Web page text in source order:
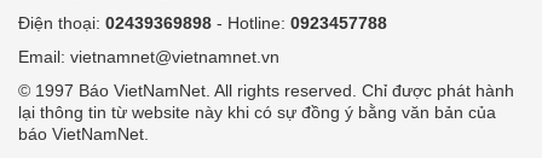
Điện thoại: 02439369898 - Hotline: 0923457788
Email: vietnamnet@vietnamnet.vn
© 1997 Báo VietNamNet. All rights reserved. Chỉ được phát hành
lại thông tin từ website này khi có sự đồng ý bằng văn bản của
báo VietNamNet.